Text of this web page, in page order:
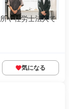
や社労士法人で
気になる